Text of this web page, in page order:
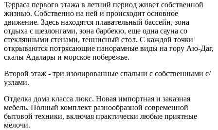
Терраса первого этажа в летний период живет собственной
жизнью. Собственно на ней и происходит основное
движение. Здесь находятся плавательный бассейн, зона
отдыха с шезлонгами, зона барбекю, еще одна сауна со
стеклянными стенами, теннисный стол. С каждой точки
открываются потрясающие панорамные виды на гору Аю-Даг,
скалы Адалары и морское побережье.
Второй этаж - три изолированные спальни с собственными с/
узлами.
Отделка дома класса люкс. Новая импортная и заказная
мебель. Полный комплект разнообразной современной
бытовой техники, включая практически любые приятные
мелочи.